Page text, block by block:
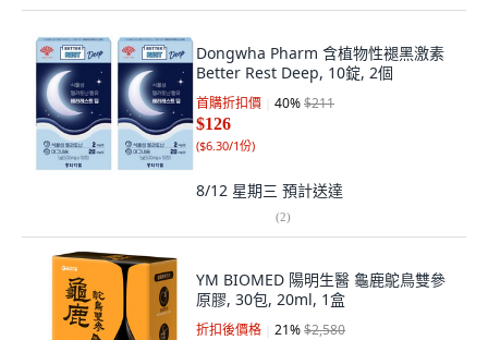
Dongwha Pharm 含植物性褪黑激素
Better Rest Deep, 10錠, 2個
首購折扣價 40%$211
$126
($6.30/1份)
8/12 星期三 預計送達
(2)
YM BIOMED 陽明生醫 龜鹿鴕鳥雙參
原膠, 30包, 20ml, 1盒
折扣後價格 21%$2,580